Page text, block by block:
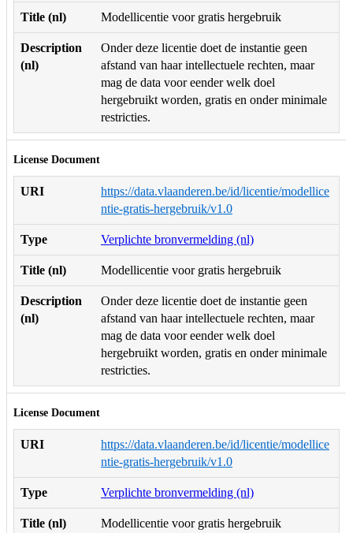
Title (nl) Modellicentie voor gratis hergebruik
Description
(nl)
Onder deze licentie doet de instantie geen
afstand van haar intellectuele rechten, maar
mag de data voor eender welk doel
hergebruikt worden, gratis en onder minimale
restricties.
License Document
URI
https://data.vlaanderen.be/id/licentie/modellice
ntie-gratis-hergebruik/v1.0
Type Verplichte bronvermelding (nl)
Title (nl) Modellicentie voor gratis hergebruik
Description
(nl)
Onder deze licentie doet de instantie geen
afstand van haar intellectuele rechten, maar
mag de data voor eender welk doel
hergebruikt worden, gratis en onder minimale
restricties.
License Document
URI
https://data.vlaanderen.be/id/licentie/modellice
ntie-gratis-hergebruik/v1.0
Type Verplichte bronvermelding (nl)
Title (nl) Modellicentie voor gratis hergebruik